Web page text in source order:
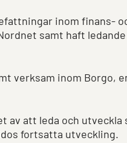
inom finans-
samt haft
verksam inom Borgo,
av att leda och utveckla
fortsatta utveckling.